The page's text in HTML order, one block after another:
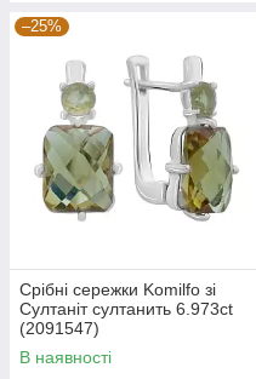
–25%
Срібні сережки Komilfo зі
Султаніт султанить 6.973ct
(2091547)
В наявності